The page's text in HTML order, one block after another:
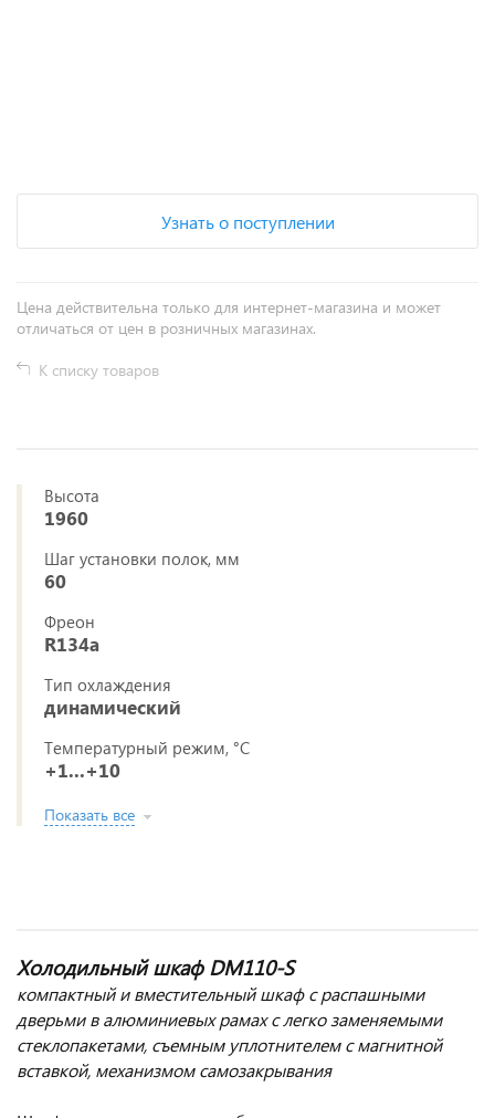
Узнать о поступлении
Цена действительна только для интернет-магазина и может
отличаться от цен в розничных магазинах.
К списку товаров
Высота
1960
Шаг установки полок, мм
60
Фреон
R134a
Тип охлаждения
динамический
Температурный режим, °C
+1...+10
Показать все
Холодильный шкаф DM110-S
компактный и вместительный шкаф с распашными
дверьми в алюминиевых рамах с легко заменяемыми
стеклопакетами, съемным уплотнителем с магнитной
вставкой, механизмом самозакрывания